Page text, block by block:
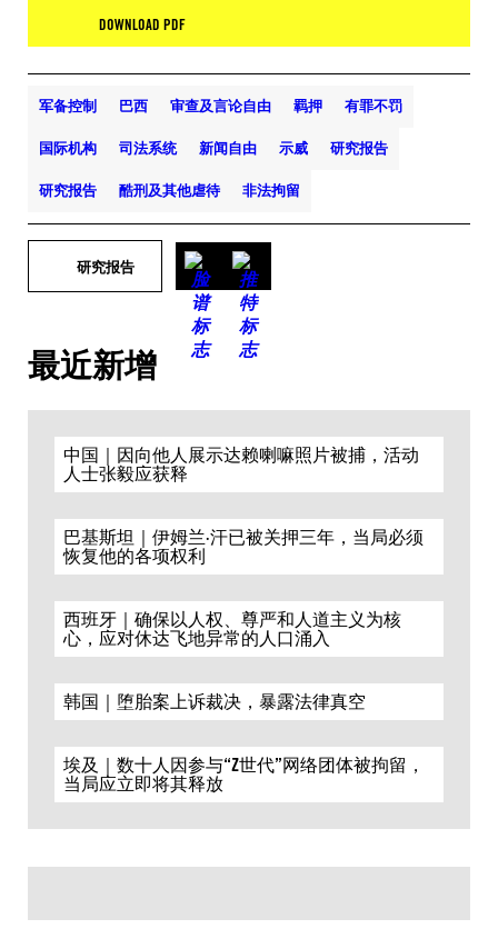
DOWNLOAD PDF
军备控制 巴西 审查及言论自由 羁押 有罪不罚
国际机构 司法系统 新闻自由 示威 研究报告
研究报告 酷刑及其他虐待 非法拘留
研究报告
最近新增
中国｜因向他人展示达赖喇嘛照片被捕，活动
人士张毅应获释
巴基斯坦｜伊姆兰·汗已被关押三年，当局必须
恢复他的各项权利
西班牙｜确保以人权、尊严和人道主义为核
心，应对休达飞地异常的人口涌入
韩国｜堕胎案上诉裁决，暴露法律真空
埃及｜数十人因参与“Z世代”网络团体被拘留，
当局应立即将其释放